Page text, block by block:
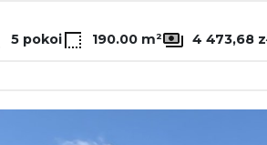
5 pokoi 190.00 m² 4 473,68